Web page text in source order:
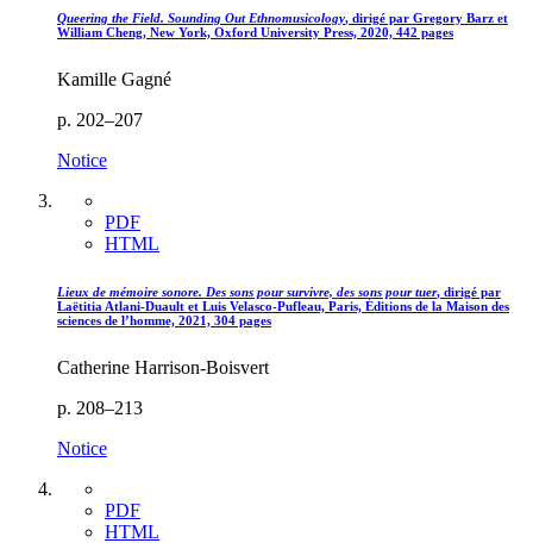
Queering the Field. Sounding Out Ethnomusicology, dirigé par Gregory Barz et
William Cheng, New York, Oxford University Press, 2020, 442 pages
Kamille Gagné
p. 202–207
Notice
PDF
HTML
Lieux de mémoire sonore. Des sons pour survivre, des sons pour tuer, dirigé par
Laëtitia Atlani-Duault et Luis Velasco-Pufleau, Paris, Éditions de la Maison des
sciences de l’homme, 2021, 304 pages
Catherine Harrison-Boisvert
p. 208–213
Notice
PDF
HTML